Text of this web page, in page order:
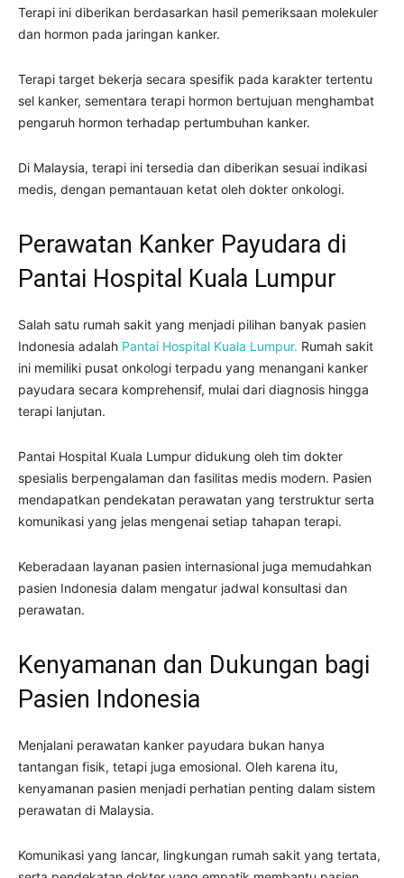
Terapi ini diberikan berdasarkan hasil pemeriksaan molekuler
dan hormon pada jaringan kanker.
Terapi target bekerja secara spesifik pada karakter tertentu
sel kanker, sementara terapi hormon bertujuan menghambat
pengaruh hormon terhadap pertumbuhan kanker.
Di Malaysia, terapi ini tersedia dan diberikan sesuai indikasi
medis, dengan pemantauan ketat oleh dokter onkologi.
Perawatan Kanker Payudara di
Pantai Hospital Kuala Lumpur
Salah satu rumah sakit yang menjadi pilihan banyak pasien
Indonesia adalah Pantai Hospital Kuala Lumpur. Rumah sakit
ini memiliki pusat onkologi terpadu yang menangani kanker
payudara secara komprehensif, mulai dari diagnosis hingga
terapi lanjutan.
Pantai Hospital Kuala Lumpur didukung oleh tim dokter
spesialis berpengalaman dan fasilitas medis modern. Pasien
mendapatkan pendekatan perawatan yang terstruktur serta
komunikasi yang jelas mengenai setiap tahapan terapi.
Keberadaan layanan pasien internasional juga memudahkan
pasien Indonesia dalam mengatur jadwal konsultasi dan
perawatan.
Kenyamanan dan Dukungan bagi
Pasien Indonesia
Menjalani perawatan kanker payudara bukan hanya
tantangan fisik, tetapi juga emosional. Oleh karena itu,
kenyamanan pasien menjadi perhatian penting dalam sistem
perawatan di Malaysia.
Komunikasi yang lancar, lingkungan rumah sakit yang tertata,